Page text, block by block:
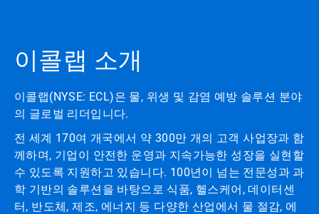
이콜랩 소개
이콜랩(NYSE: ECL)은 물, 위생 및 감염 예방 솔루션 분야
의 글로벌 리더입니다.
전 세계 170여 개국에서 약 300만 개의 고객 사업장과 함
께하며, 기업이 안전한 운영과 지속가능한 성장을 실현할
수 있도록 지원하고 있습니다. 100년이 넘는 전문성과 과
학 기반의 솔루션을 바탕으로 식품, 헬스케어, 데이터센
터, 반도체, 제조, 에너지 등 다양한 산업에서 물 절감, 에